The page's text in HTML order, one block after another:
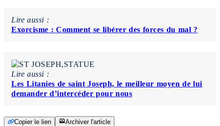
Lire aussi :
Exorcisme : Comment se libérer des forces du mal ?
Lire aussi :
Les Litanies de saint Joseph, le meilleur moyen de lui
demander d’intercéder pour nous
Copier le lien Archiver l'article